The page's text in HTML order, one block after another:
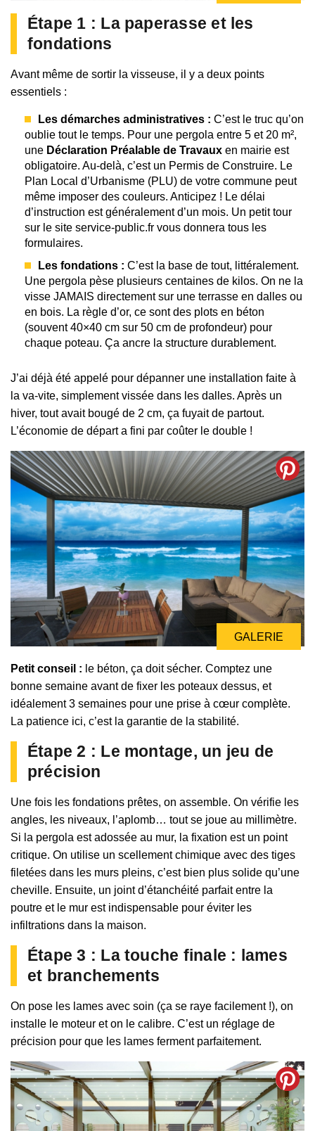
Étape 1 : La paperasse et les
fondations
Avant même de sortir la visseuse, il y a deux points
essentiels :
Les démarches administratives : C’est le truc qu’on
oublie tout le temps. Pour une pergola entre 5 et 20 m²,
une Déclaration Préalable de Travaux en mairie est
obligatoire. Au-delà, c’est un Permis de Construire. Le
Plan Local d’Urbanisme (PLU) de votre commune peut
même imposer des couleurs. Anticipez ! Le délai
d’instruction est généralement d’un mois. Un petit tour
sur le site service-public.fr vous donnera tous les
formulaires.
Les fondations : C’est la base de tout, littéralement.
Une pergola pèse plusieurs centaines de kilos. On ne la
visse JAMAIS directement sur une terrasse en dalles ou
en bois. La règle d’or, ce sont des plots en béton
(souvent 40×40 cm sur 50 cm de profondeur) pour
chaque poteau. Ça ancre la structure durablement.
J’ai déjà été appelé pour dépanner une installation faite à
la va-vite, simplement vissée dans les dalles. Après un
hiver, tout avait bougé de 2 cm, ça fuyait de partout.
L’économie de départ a fini par coûter le double !
GALERIE
Petit conseil : le béton, ça doit sécher. Comptez une
bonne semaine avant de fixer les poteaux dessus, et
idéalement 3 semaines pour une prise à cœur complète.
La patience ici, c’est la garantie de la stabilité.
Étape 2 : Le montage, un jeu de
précision
Une fois les fondations prêtes, on assemble. On vérifie les
angles, les niveaux, l’aplomb… tout se joue au millimètre.
Si la pergola est adossée au mur, la fixation est un point
critique. On utilise un scellement chimique avec des tiges
filetées dans les murs pleins, c’est bien plus solide qu’une
cheville. Ensuite, un joint d’étanchéité parfait entre la
poutre et le mur est indispensable pour éviter les
infiltrations dans la maison.
Étape 3 : La touche finale : lames
et branchements
On pose les lames avec soin (ça se raye facilement !), on
installe le moteur et on le calibre. C’est un réglage de
précision pour que les lames ferment parfaitement.